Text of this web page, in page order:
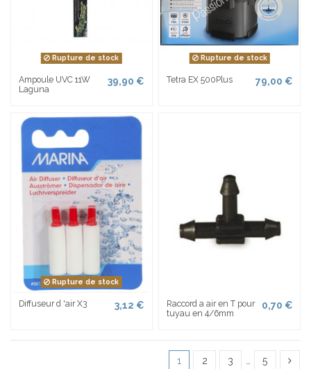
Rupture de stock
Ampoule UVC 11W
Laguna
39,90 €
Rupture de stock
Tetra EX 500Plus 79,00 €
Rupture de stock
Diffuseur d 'air X3 3,12 €
Raccord a air en T pour
tuyau en 4/6mm
0,70 €
1 2 3 … 5